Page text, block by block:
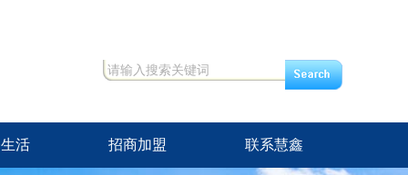
活 招商加盟 联系慧鑫